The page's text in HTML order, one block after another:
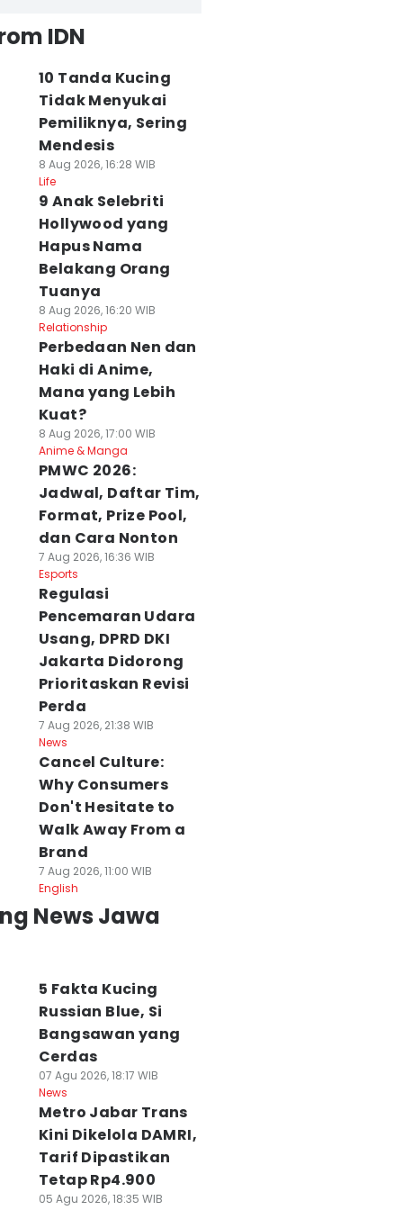
IDN
10 Tanda Kucing
Tidak Menyukai
Pemiliknya, Sering
Mendesis
8 Aug 2026, 16:28 WIB
Life
9 Anak Selebriti
Hollywood yang
Hapus Nama
Belakang Orang
Tuanya
8 Aug 2026, 16:20 WIB
Relationship
Perbedaan Nen dan
Haki di Anime,
Mana yang Lebih
Kuat?
8 Aug 2026, 17:00 WIB
Anime & Manga
PMWC 2026:
Jadwal, Daftar Tim,
Format, Prize Pool,
dan Cara Nonton
7 Aug 2026, 16:36 WIB
Esports
Regulasi
Pencemaran Udara
Usang, DPRD DKI
Jakarta Didorong
Prioritaskan Revisi
Perda
7 Aug 2026, 21:38 WIB
News
Cancel Culture:
Why Consumers
Don't Hesitate to
Walk Away From a
Brand
7 Aug 2026, 11:00 WIB
English
News Jawa
5 Fakta Kucing
Russian Blue, Si
Bangsawan yang
Cerdas
07 Agu 2026, 18:17 WIB
News
Metro Jabar Trans
Kini Dikelola DAMRI,
Tarif Dipastikan
Tetap Rp4.900
05 Agu 2026, 18:35 WIB